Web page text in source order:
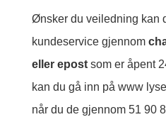
Ønsker du veiledning kan
kundeservice gjennom
eller epostsom er åpent
kan du gå inn på www
når du de gjennom 51 90